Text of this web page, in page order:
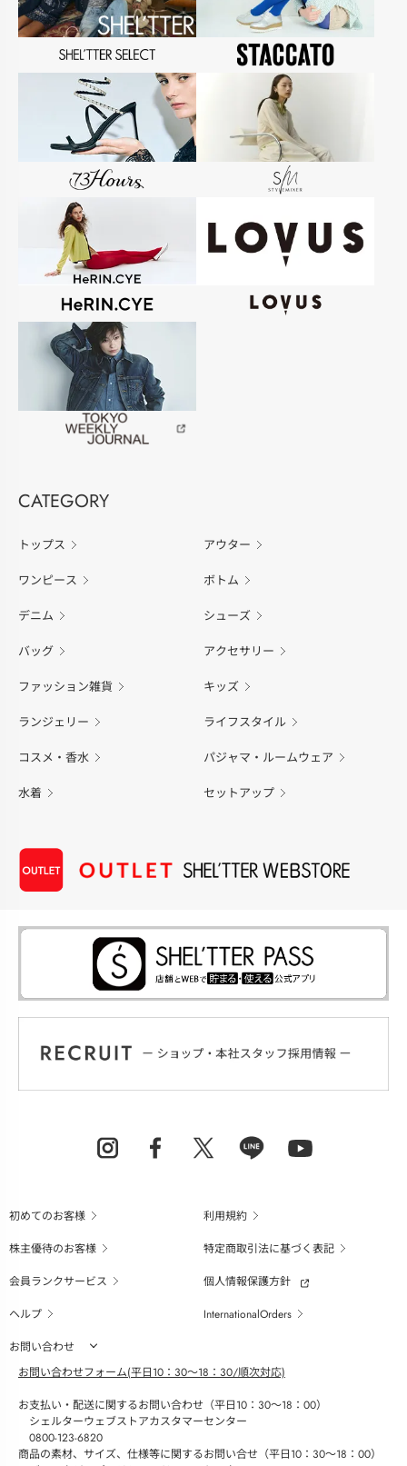
CATEGORY
トップス アウター
ワンピース ボトム
デニム シューズ
バッグ アクセサリー
ファッション雑貨 キッズ
ランジェリー ライフスタイル
コスメ・香水 パジャマ・ルームウェア
水着 セットアップ
初めてのお客様
利用規約
株主優待のお客様
特定商取引法に基づく表記
会員ランクサービス
個人情報保護方針
ヘルプ
InternationalOrders
お問い合わせ
お問い合わせフォーム(平日10：30～18：30/順次対応)
お支払い・配送に関するお問い合わせ（平日10：30～18：00）
シェルターウェブストアカスタマーセンター
0800-123-6820
商品の素材、サイズ、仕様等に関するお問い合せ（平日10：30～18：00）